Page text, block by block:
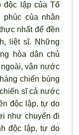
độc lập của Tổ
của nhân
nhất để đền
liệt sĩ. Những
hòa dân chủ
vận nước
chiến bùng
sĩ cả nước
độc lập, tự do
như chuyển đi
độc lập, tự do